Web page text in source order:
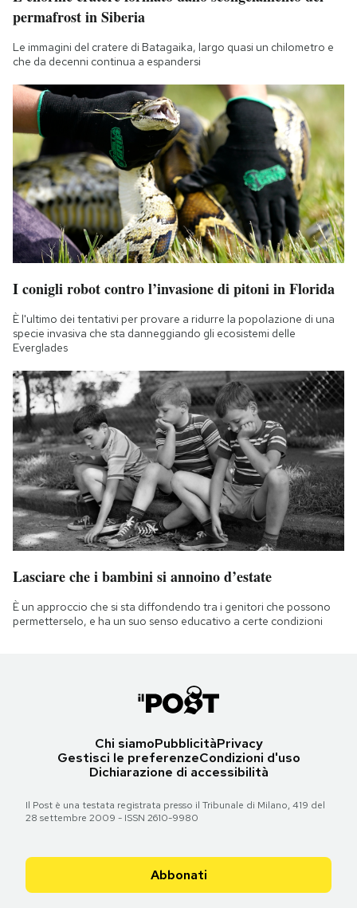
permafrost in Siberia
Le immagini del cratere di Batagaika, largo quasi un chilometro e
che da decenni continua a espandersi
I conigli robot contro l’invasione di pitoni in Florida
È l'ultimo dei tentativi per provare a ridurre la popolazione di una
specie invasiva che sta danneggiando gli ecosistemi delle
Everglades
Lasciare che i bambini si annoino d’estate
È un approccio che si sta diffondendo tra i genitori che possono
permetterselo, e ha un suo senso educativo a certe condizioni
Chi siamoPubblicitàPrivacy
Gestisci le preferenzeCondizioni d'uso
Dichiarazione di accessibilità
Il Post è una testata registrata presso il Tribunale di Milano, 419 del
28 settembre 2009 - ISSN 2610-9980
Abbonati